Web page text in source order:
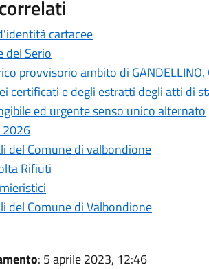
cartacee
del Serio
provvisorio ambito di GANDELLINO,
certificati e degli estratti degli atti di
ed urgente senso unico alternato
2026
del Comune di valbondione
Rifiuti
del Comune di Valbondione
: 5 aprile 2023, 12:46